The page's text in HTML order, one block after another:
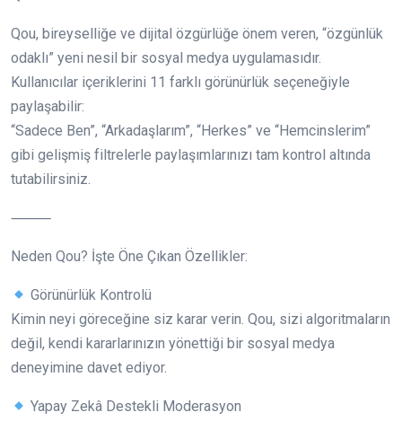
Qou, bireyselliğe ve dijital özgürlüğe önem veren, “özgünlük
odaklı” yeni nesil bir sosyal medya uygulamasıdır.
Kullanıcılar içeriklerini 11 farklı görünürlük seçeneğiyle
paylaşabilir:
“Sadece Ben”, “Arkadaşlarım”, “Herkes” ve “Hemcinslerim”
gibi gelişmiş filtrelerle paylaşımlarınızı tam kontrol altında
tutabilirsiniz.
⸻
Neden Qou? İşte Öne Çıkan Özellikler:
Görünürlük Kontrolü
Kimin neyi göreceğine siz karar verin. Qou, sizi algoritmaların
değil, kendi kararlarınızın yönettiği bir sosyal medya
deneyimine davet ediyor.
Yapay Zekâ Destekli Moderasyon